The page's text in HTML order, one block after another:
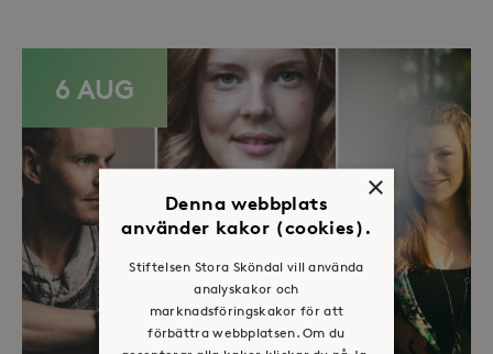
6 AUG
×
Denna webbplats
använder kakor (cookies).
Stiftelsen Stora Sköndal vill använda
analyskakor och
marknadsföringskakor för att
förbättra webbplatsen. Om du